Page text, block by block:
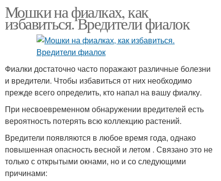
Мошки на фиалках, как
избавиться. Вредители фиалок
Фиалки достаточно часто поражают различные болезни
и вредители. Чтобы избавиться от них необходимо
прежде всего определить, кто напал на вашу фиалку.
При несвоевременном обнаружении вредителей есть
вероятность потерять всю коллекцию растений.
Вредители появляются в любое время года, однако
повышенная опасность весной и летом . Связано это не
только с открытыми окнами, но и со следующими
причинами: